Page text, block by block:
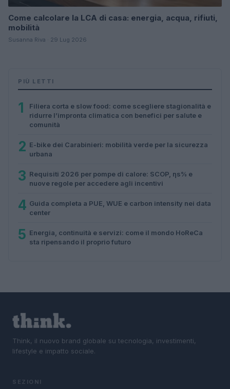
Come calcolare la LCA di casa: energia, acqua, rifiuti,
mobilità
Susanna Riva · 29 Lug 2026
PIÙ LETTI
1
Filiera corta e slow food: come scegliere stagionalità e
ridurre l’impronta climatica con benefici per salute e
comunità
2 E-bike dei Carabinieri: mobilità verde per la sicurezza
urbana
3 Requisiti 2026 per pompe di calore: SCOP, ηs% e
nuove regole per accedere agli incentivi
4 Guida completa a PUE, WUE e carbon intensity nei data
center
5 Energia, continuità e servizi: come il mondo HoReCa
sta ripensando il proprio futuro
Think, il nuovo brand globale su tecnologia, investimenti,
lifestyle e impatto sociale.
SEZIONI